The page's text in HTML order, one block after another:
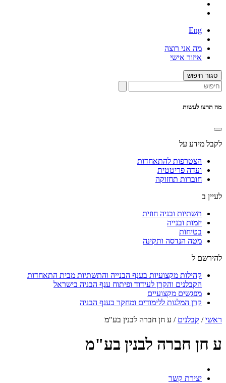
Eng
מה אני רוצה
איזור אישי
סגור חיפוש
מה תרצו לעשות
לקבל מידע על
הצטרפות להתאחדות
ועדה פריטטית
חוברות תחזוקה
לעיין ב
תשתיות ובניה חוזית
יזמות ובנייה
בטיחות
מטה הנדסה ותקינה
להירשם ל
קהילות מקצועיות בענף הבנייה והתשתיות מבית התאחדות
הקבלנים והקרן לעידוד ופיתוח ענף הבניה בישראל
מפגשים מקצועיים
קרן המלגות ללימודים ומחקר בענף הבניה
ראשי/ קבלנים / ע חן חברה לבנין בע"מ
ע חן חברה לבנין בע"מ
יצירת קשר